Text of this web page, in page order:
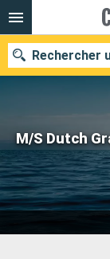
M/S Dutch
Rechercher
Nos
Mois de